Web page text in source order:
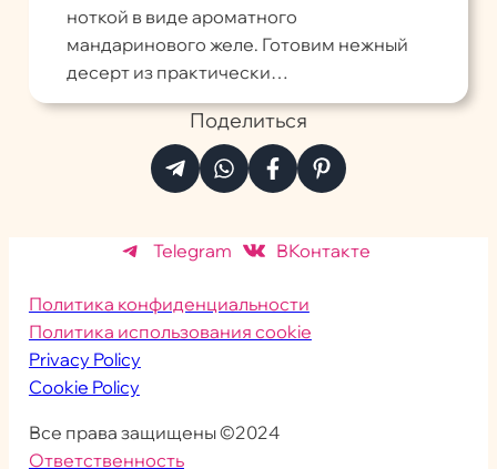
ноткой в виде ароматного
мандаринового желе. Готовим нежный
десерт из практически…
Поделиться
Telegram ВКонтакте
Политика конфиденциальности
Политика использования cookie
Privacy Policy
Cookie Policy
Все права защищены ©2024
Ответственность